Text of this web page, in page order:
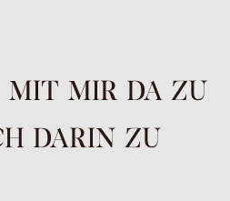
mit mir da zu
darin zu